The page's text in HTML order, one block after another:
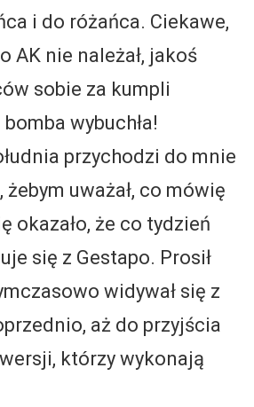
i do różańca. Ciekawe,
AK nie należał, jakoś
sobie za kumpli
wybuchła!
przychodzi do mnie
żebym uważał, co mówię
okazało, że co tydzień
się z Gestapo. Prosił
widywał się z
aż do przyjścia
którzy wykonają